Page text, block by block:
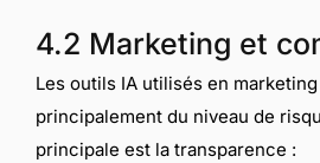
4.2 Marketing et
Les outils IA utilisés en
principalement du niveau de
principale est la transparence :